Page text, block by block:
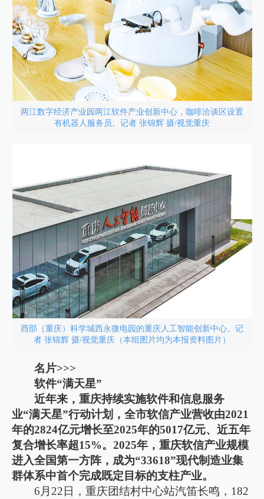
两江数字经济产业园两江软件产业创新中心，咖啡洽谈区设置
有机器人服务员。记者 张锦辉 摄/视觉重庆
西部（重庆）科学城西永微电园的重庆人工智能创新中心。记
者 张锦辉 摄/视觉重庆（本组图片均为本报资料图片）
名片>>>
软件“满天星”
近年来，重庆持续实施软件和信息服务
业“满天星”行动计划，全市软信产业营收由2021
年的2824亿元增长至2025年的5017亿元、近五年
复合增长率超15%。2025年，重庆软信产业规模
进入全国第一方阵，成为“33618”现代制造业集
群体系中首个完成既定目标的支柱产业。
6月22日，重庆团结村中心站汽笛长鸣，182